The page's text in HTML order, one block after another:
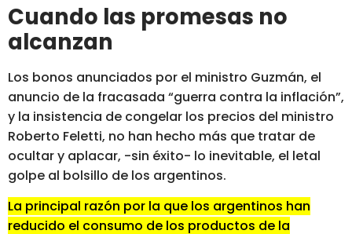
Cuando las promesas no
alcanzan
Los bonos anunciados por el ministro Guzmán, el
anuncio de la fracasada “guerra contra la inflación”,
y la insistencia de congelar los precios del ministro
Roberto Feletti, no han hecho más que tratar de
ocultar y aplacar, -sin éxito- lo inevitable, el letal
golpe al bolsillo de los argentinos.
La principal razón por la que los argentinos han
reducido el consumo de los productos de la